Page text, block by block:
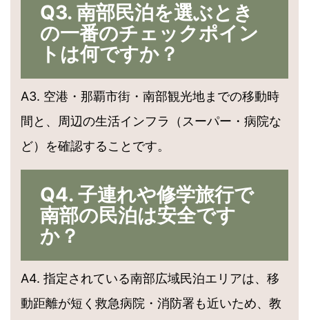
Q3. 南部民泊を選ぶとき
の一番のチェックポイン
トは何ですか？
A3. 空港・那覇市街・南部観光地までの移動時
間と、周辺の生活インフラ（スーパー・病院な
ど）を確認することです。
Q4. 子連れや修学旅行で
南部の民泊は安全です
か？
A4. 指定されている南部広域民泊エリアは、移
動距離が短く救急病院・消防署も近いため、教